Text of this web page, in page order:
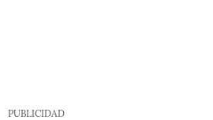
PUBLICIDAD